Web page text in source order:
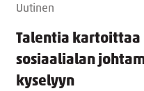
Uutinen
Talentia kartoittaa
sosiaalialan
kyselyyn